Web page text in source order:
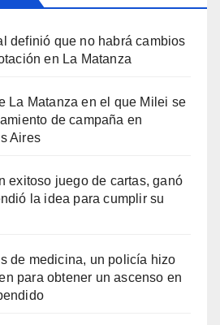
definió que no habrá cambios
en La Matanza
La Matanza en el que Milei se
de campaña en
Aires
exitoso juego de cartas, ganó
la idea para cumplir su
de medicina, un policía hizo
para obtener un ascenso en